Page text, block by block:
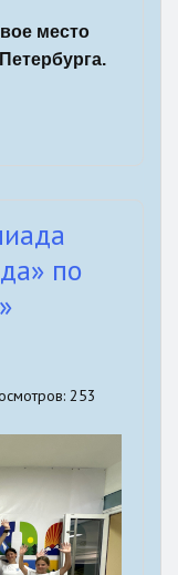
место
по
253